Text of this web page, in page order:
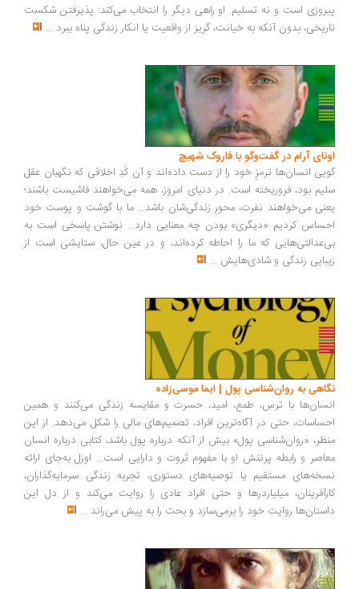
است و نه تسلیم. او راهی دیگر را انتخاب می‌کند: پذیرفتن شکست
بدون آنکه به خیانت، گریز از واقعیت یا انکار زندگی پناه ببرد...
آرام در گفت‌وگو با فاروک شهیچ‭
انسان‌ها ترمزِ خود را از دست داده‌اند و آن کُدِ اخلاقی که نگهبان عقل
بود، فروریخته است. در دنیای امروز، همه می‌خواهند فاشیست باشند؛
می‌خواهند نفرت، محورِ زندگی‌شان باشد... ما با گوشت و پوست خود
کردیم «دیگری» بودن چه معنایی دارد... نوشتن پاسخی است به
که ما را احاطه کرده‌اند، و در عین حال، ستایشی است از
زندگی و شادی‌هایش...
به روان‌شناسی پول | ایما موسی‌زاده
با ترس، طمع، امید، حسرت و مقایسه زندگی می‌کنند و همین
حتی در آگاه‌ترین افراد، تصمیم‌های مالی را شکل می‌دهد. از این
«روان‌شناسی پول» بیش از آنکه درباره پول باشد، کتابی درباره انسان
و رابطه پرتنش او با مفهوم ثروت و دارایی است... اوزل به‌جای ارائه
مستقیم یا توصیه‌های دستوری، تجربه زندگی سرمایه‌گذاران،
میلیاردرها و حتی افراد عادی را روایت می‌کند و از دل این
روایت خود را برمی‌سازد و بحث را به پیش می‌راند ...